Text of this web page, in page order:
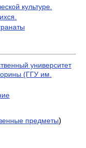
культуре.
университет
(ГГУ им.
предметы)